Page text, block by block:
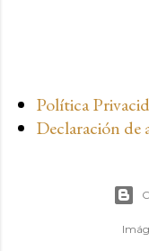
Política
Declaración de